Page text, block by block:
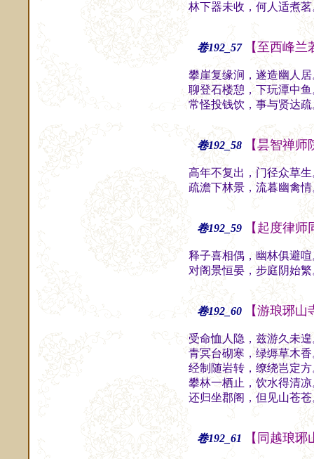
林下器未收，何人适煮茗
卷192_57 【至西峰
攀崖复缘涧，遂造幽人
聊登石楼憩，下玩潭中
常怪投钱饮，事与贤达
卷192_58 【昙智禅师
高年不复出，门径众草
疏澹下林景，流暮幽禽
卷192_59 【起度律
释子喜相偶，幽林俱避
对阁景恒晏，步庭阴始
卷192_60 【游琅琊山
受命恤人隐，兹游久未
青冥台砌寒，绿缛草木
经制随岩转，缭绕岂定
攀林一栖止，饮水得清
还归坐郡阁，但见山苍苍
卷192_61 【同越琅琊